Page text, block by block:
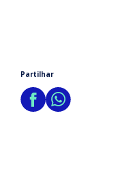
Partilhar